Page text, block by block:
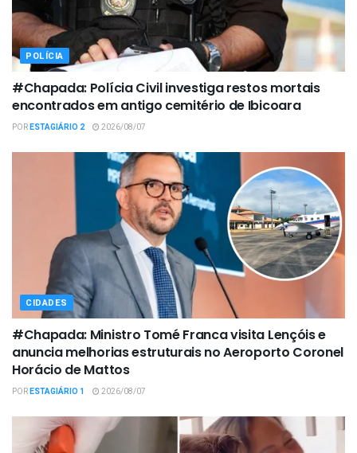
POLÍCIA
#Chapada: Polícia Civil investiga restos mortais
encontrados em antigo cemitério de Ibicoara
PORESTAGIÁRIO 2 2026/08/07
CIDADES
#Chapada: Ministro Tomé Franca visita Lençóis e
anuncia melhorias estruturais no Aeroporto Coronel
Horácio de Mattos
PORESTAGIÁRIO 1 2026/08/07